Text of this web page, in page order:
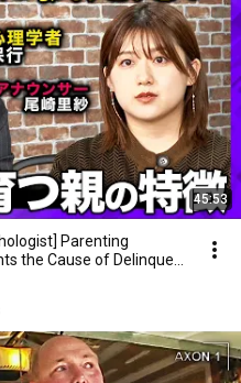
45:53
Parenting
the Cause of Delinquent